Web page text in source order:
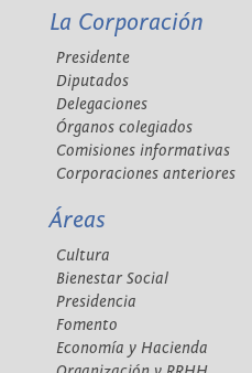
La Corporación
Presidente
Diputados
Delegaciones
Órganos colegiados
Comisiones informativas
Corporaciones anteriores
Áreas
Cultura
Bienestar Social
Presidencia
Fomento
Economía y Hacienda